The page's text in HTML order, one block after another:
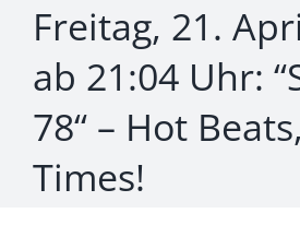
Freitag, 21.
ab 21:04 Uhr:
78“ – Hot
Times!